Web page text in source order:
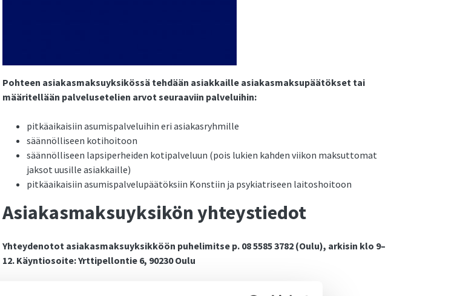
Pohteen asiakasmaksuyksikössä tehdään asiakkaille asiakasmaksupäätökset tai
määritellään palvelusetelien arvot seuraaviin palveluihin:
pitkäaikaisiin asumispalveluihin eri asiakasryhmille
säännölliseen kotihoitoon
säännölliseen lapsiperheiden kotipalveluun (pois lukien kahden viikon maksuttomat
jaksot uusille asiakkaille)
pitkäaikaisiin asumispalvelupäätöksiin Konstiin ja psykiatriseen laitoshoitoon
Asiakasmaksuyksikön yhteystiedot
Yhteydenotot asiakasmaksuyksikköön puhelimitse p. 08 5585 3782 (Oulu), arkisin klo 9–
12. Käyntiosoite: Yrttipellontie 6, 90230 Oulu